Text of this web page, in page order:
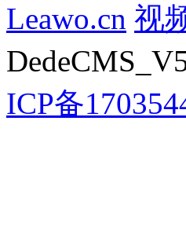
Leawo.cn 视
ICP备